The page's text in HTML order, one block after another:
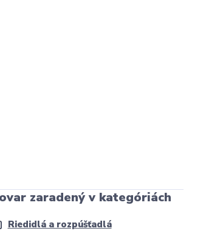
zaradený v kategóriách
Riedidlá a rozpúšťadlá